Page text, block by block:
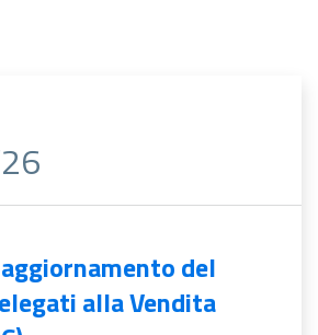
del
alla Vendita